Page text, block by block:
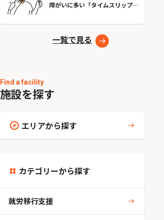
障がいに多い「タイムスリップ現
一覧で見る
Find a facility
施設を探す
エリアから探す
カテゴリーから探す
就労移行支援